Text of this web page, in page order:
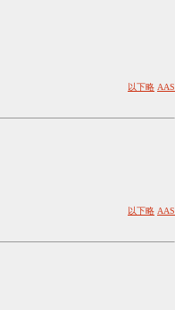
以下略 AAS
以下略 AAS